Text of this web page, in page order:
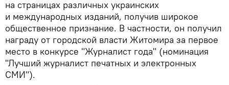
на страницах различных украинских
и международных изданий, получив широкое
общественное признание. В частности, он получил
награду от городской власти Житомира за первое
место в конкурсе "Журналист года" (номинация
"Лучший журналист печатных и электронных
СМИ").